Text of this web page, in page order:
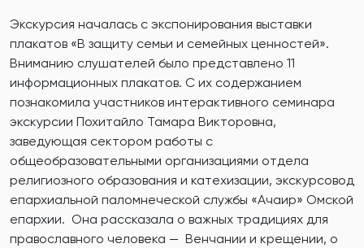
Экскурсия началась с экспонирования выставки
плакатов «В защиту семьи и семейных ценностей».
Вниманию слушателей было представлено 11
информационных плакатов. С их содержанием
познакомила участников интерактивного семинара
экскурсии Похитайло Тамара Викторовна,
заведующая сектором работы с
общеобразовательными организациями отдела
религиозного образования и катехизации, экскурсовод
епархиальной паломнеческой службы «Ачаир» Омской
епархии. Она рассказала о важных традициях для
православного человека — Венчании и крещении, о